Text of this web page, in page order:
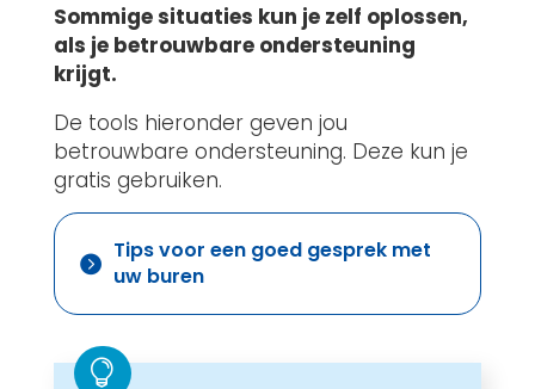
Sommige situaties kun je zelf oplossen,
als je betrouwbare ondersteuning
krijgt.
De tools hieronder geven jou
betrouwbare ondersteuning. Deze kun je
gratis gebruiken.
 Tips voor een goed gesprek met
uw buren
